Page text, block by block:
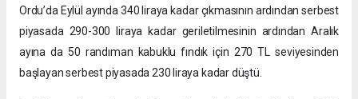
Ordu’da Eylül ayında 340 liraya kadar çıkmasının ardından serbest
piyasada 290-300 liraya kadar geriletilmesinin ardından Aralık
ayına da 50 randıman kabuklu fındık için 270 TL seviyesinden
başlayan serbest piyasada 230 liraya kadar düştü.